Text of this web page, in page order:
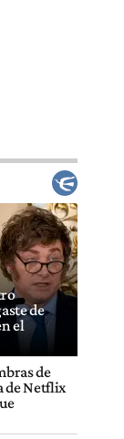
de
el
de
de Netflix